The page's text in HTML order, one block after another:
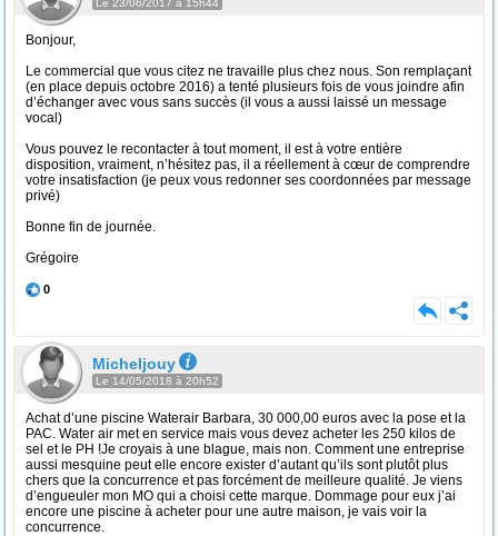
Le 23/06/2017 à 15h44
Bonjour,
Le commercial que vous citez ne travaille plus chez nous. Son remplaçant
(en place depuis octobre 2016) a tenté plusieurs fois de vous joindre afin
d’échanger avec vous sans succès (il vous a aussi laissé un message
vocal)
Vous pouvez le recontacter à tout moment, il est à votre entière
disposition, vraiment, n’hésitez pas, il a réellement à cœur de comprendre
votre insatisfaction (je peux vous redonner ses coordonnées par message
privé)
Bonne fin de journée.
Grégoire
0
Micheljouy
Le 14/05/2018 à 20h52
Achat d’une piscine Waterair Barbara, 30 000,00 euros avec la pose et la
PAC. Water air met en service mais vous devez acheter les 250 kilos de
sel et le PH !Je croyais à une blague, mais non. Comment une entreprise
aussi mesquine peut elle encore exister d’autant qu’ils sont plutôt plus
chers que la concurrence et pas forcément de meilleure qualité. Je viens
d’engueuler mon MO qui a choisi cette marque. Dommage pour eux j’ai
encore une piscine à acheter pour une autre maison, je vais voir la
concurrence.